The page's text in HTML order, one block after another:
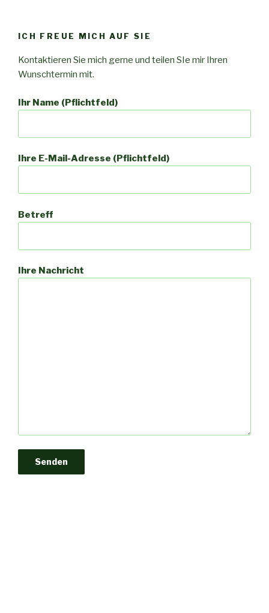
ICH FREUE MICH AUF SIE
Kontaktieren Sie mich gerne und teilen SIe mir Ihren
Wunschtermin mit.
Ihr Name (Pflichtfeld)
Ihre E-Mail-Adresse (Pflichtfeld)
Betreff
Ihre Nachricht